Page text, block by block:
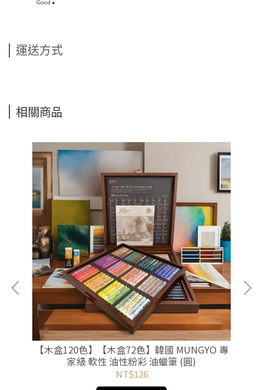
運送方式
相關商品
【木盒120色】【木盒72色】韓國 MUNGYO 專
家級 軟性 油性粉彩 油蠟筆 (圓)
NT$126